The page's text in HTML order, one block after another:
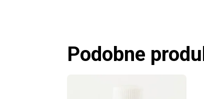
Podobne